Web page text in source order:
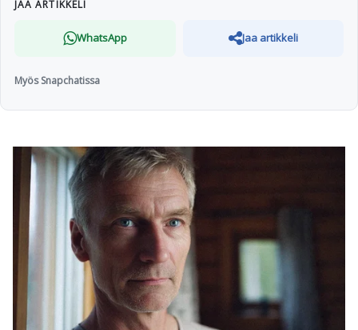
JAA ARTIKKELI
WhatsApp Jaa artikkeli
Myös Snapchatissa